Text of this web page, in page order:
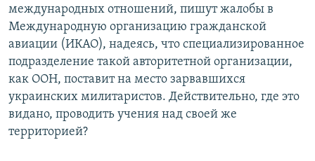
международных отношений, пишут жалобы в
Международную организацию гражданской
авиации (ИКАО), надеясь, что специализированное
подразделение такой авторитетной организации,
как ООН, поставит на место зарвавшихся
украинских милитаристов. Действительно, где это
видано, проводить учения над своей же
территорией?